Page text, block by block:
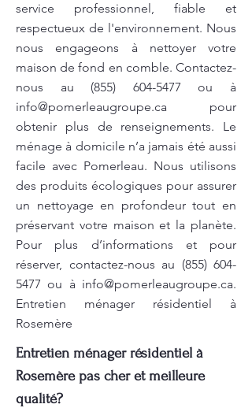
service professionnel, fiable et
respectueux de l'environnement. Nous
nous engageons à nettoyer votre
maison de fond en comble. Contactez-
nous au (855) 604-5477 ou à
info@pomerleaugroupe.ca pour
obtenir plus de renseignements. Le
ménage à domicile n’a jamais été aussi
facile avec Pomerleau. Nous utilisons
des produits écologiques pour assurer
un nettoyage en profondeur tout en
préservant votre maison et la planète.
Pour plus d’informations et pour
réserver, contactez-nous au (855) 604-
5477 ou à info@pomerleaugroupe.ca.
Entretien ménager résidentiel à
Rosemère
Entretien ménager résidentiel à
Rosemère pas cher et meilleure
qualité?